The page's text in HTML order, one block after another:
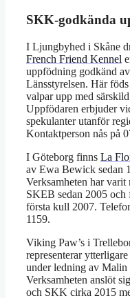
SKK-godkända
I Ljungbyhed i Skåne
French Friend Kennel
uppfödning godkänd av
Länsstyrelsen. Här
valpar upp med
Uppfödaren erbjuder
spekulanter utanför
Kontaktperson nås på
I Göteborg finns La
av Ewa Bewick sedan
Verksamheten har varit
SKEB sedan 2005 och
första kull 2007.
1159.
Viking Paw’s i
representerar
under ledning av Malin
Verksamheten anslöt
och SKK cirka 2015